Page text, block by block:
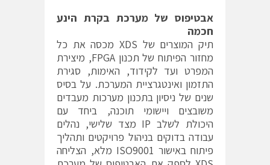
אבטיפוס של מערכת בקרת הינע
חכמה
תיק המוצרים של XDS מכסה את כל
מחזור הפיתוח של תכנון FPGA, מיצירת
המפרט ועד לקידוד, האימות, סגירת
התזמון ואינטגרציית המערכת. על בסיס
שנים של ניסיון בתכנון מערכות מעבדים
משובצים ויישומי תוכנה, ביחד עם
היכולת לשלב IP מצד שלישי, נהלים
עבודה בדוקים בניהול פרויקטים ותהליך
פיתוח באישור ISO9001 מלא, הצליחה